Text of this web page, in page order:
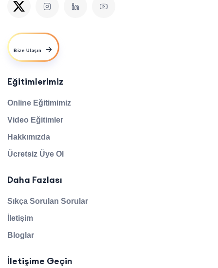
Bize Ulaşın
Eğitimlerimiz
Online Eğitimimiz
Video Eğitimler
Hakkımızda
Ücretsiz Üye Ol
Daha Fazlası
Sıkça Sorulan Sorular
İletişim
Bloglar
İletişime Geçin